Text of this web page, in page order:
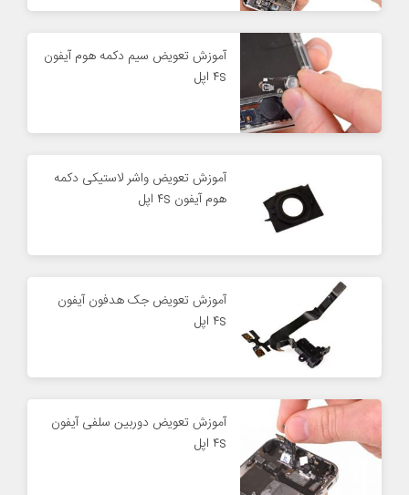
آموزش تعویض سیم دکمه هوم آیفون
۴s اپل
آموزش تعویض واشر لاستیکی دکمه
هوم آیفون ۴s اپل
آموزش تعویض جک هدفون آیفون
۴s اپل
آموزش تعویض دوربین سلفی آیفون
۴s اپل